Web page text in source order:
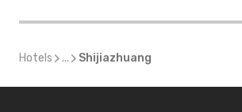
Hotels ... Shijiazhuang